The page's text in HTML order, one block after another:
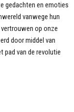
gedachten en emoties
vanwege hun
op onze
door middel van
pad van de revolutie